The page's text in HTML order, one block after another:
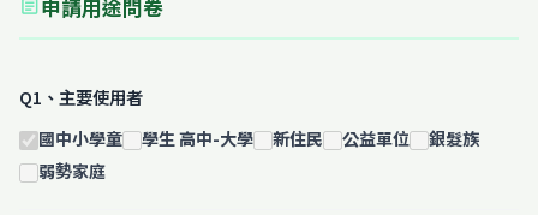
assignment申請用途問卷
Q1、主要使用者
國中小學童 學生 高中-大學 新住民 公益單位
銀髮族
弱勢家庭